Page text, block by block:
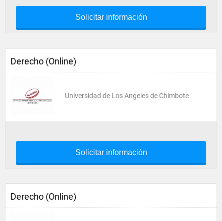
Solicitar información
Derecho (Online)
Universidad de Los Angeles de Chimbote
Solicitar información
Derecho (Online)